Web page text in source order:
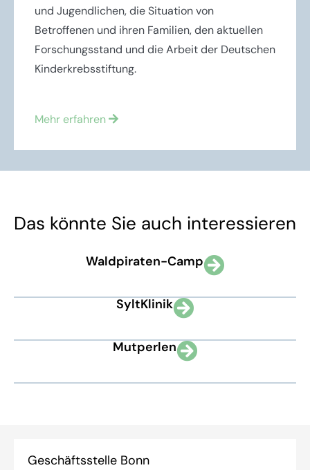
und Jugendlichen, die Situation von
Betroffenen und ihren Familien, den aktuellen
Forschungsstand und die Arbeit der Deutschen
Kinderkrebsstiftung.
Mehr erfahren
Das könnte Sie auch interessieren
Waldpiraten-Camp
SyltKlinik
Mutperlen
Geschäftsstelle Bonn